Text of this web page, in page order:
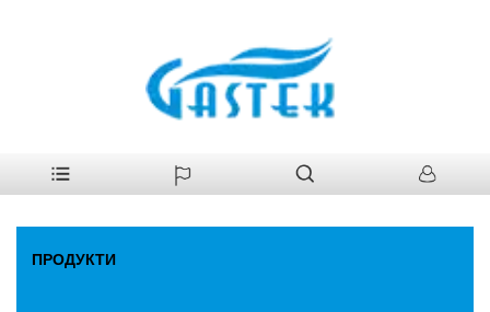
Газов бойлер>Постоянна температура на фен.
Газов нагревател за вода
ПРОДУКТИ